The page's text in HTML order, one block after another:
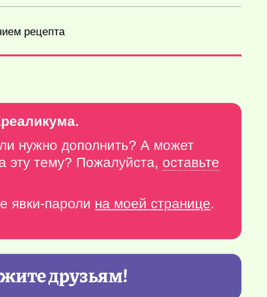
рецепта
нужно дополнить? А может
эту тему? Пожалуйста, оставьте
явки-пароли на моей странице.
друзьям!